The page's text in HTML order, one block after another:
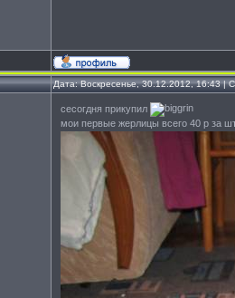
Дата: Воскресенье, 30.12.2012, 16:43 |
сесогдня прикупил
мои первые жерлицы всего 40 р за